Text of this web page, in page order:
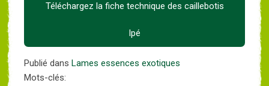
Téléchargez la fiche technique des caillebotis
Ipé
Publié dans Lames essences exotiques
Mots-clés: